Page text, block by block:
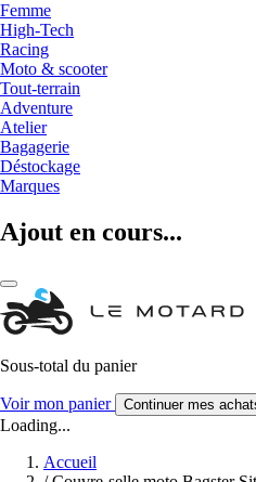
Femme
High-Tech
Racing
Moto & scooter
Tout-terrain
Adventure
Atelier
Bagagerie
Déstockage
Marques
Ajout en cours...
Sous-total du panier
Voir mon panier Continuer mes
Loading...
Accueil